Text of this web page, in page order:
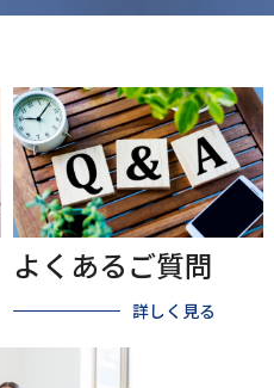
よくあるご質問
詳しく見る